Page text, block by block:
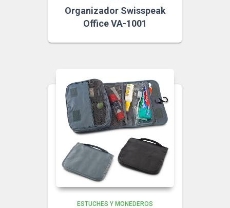
Organizador Swisspeak
Office VA-1001
ESTUCHES Y MONEDEROS